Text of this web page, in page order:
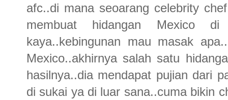
afc..di mana seoarang celebrity
membuat hidangan Mexico
kaya..kebingunan mau masak
Mexico..akhirnya salah satu
hasilnya..dia mendapat pujian dari
di sukai ya di luar sana..cuma bikin